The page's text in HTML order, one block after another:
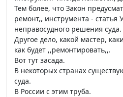
Тем более, что Закон
ремонт,, инструмента - статья
неправосудного решения суда.
Другое дело, какой мастер,
как будет ,,ремонтировать,,.
Вот тут засада.
В некоторых странах
суда.
В России с этим труба.